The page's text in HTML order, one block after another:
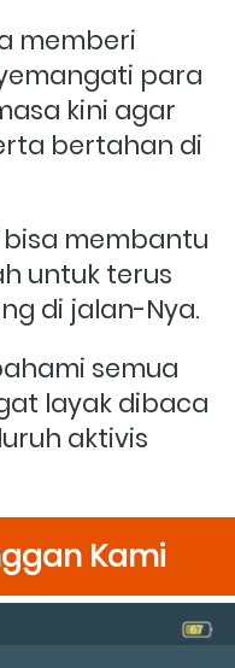
memberi
para
kini agar
bertahan di
membantu
untuk terus
di jalan-Nya.
semua
layak dibaca
aktivis
Kami